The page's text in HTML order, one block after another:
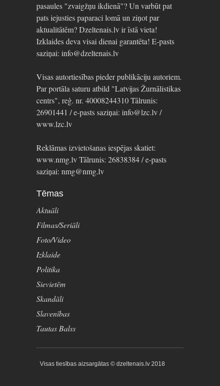
pasaules "zvaigžņu ikdienā"? Un varbūt pat
pats iejusties paparaci lomā un ziņot par
aktualitātēm? Dzeltenais.lv ir īstā vieta!
Izklaides deva visai dienai garantēta! E-pasts
saziņai: info@dzeltenais.lv
Visas autortiesības pieder publikāciju autoriem.
Par portāla saturu atbild "Latvijas Žurnālistikas
centrs", reģ. nr. 40008244310 Tālrunis:
26901441 / e-pasts saziņai: info@lzc.lv /
www.lzc.lv
Reklāmas izvietošanas iespējas skatiet:
www.nmg.lv Tālrunis: 26838384 / e-pasts
saziņai: nmg@nmg.lv
Tēmas
Aktuāli
Filmas/Seriāli
Foto/Video
Izklaide
Politika
Sievietēm
Skandāli
Slavenības
Tautas Balss
Visas tiesības aizsargātas © dzeltenais.lv 2018